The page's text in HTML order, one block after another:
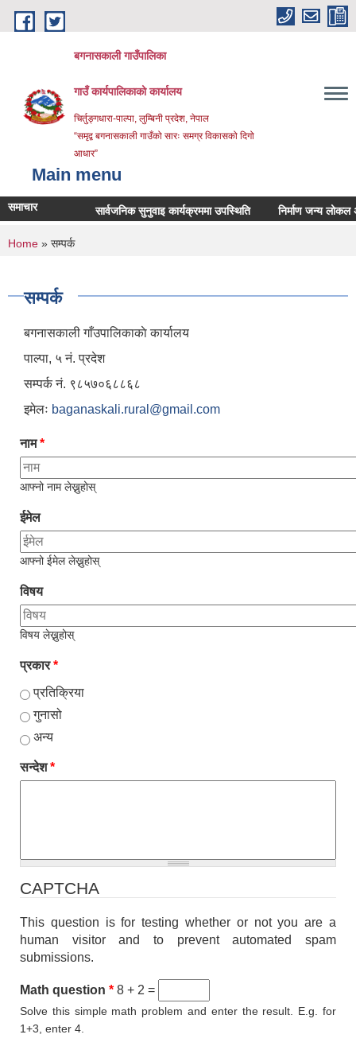
Skip to main content
बगनासकाली गाउँपालिका
गाउँ कार्यपालिकाको कार्यालय
चिर्तुङ्गधारा-पाल्पा, लुम्बिनी प्रदेश, नेपाल
“समृद्व बगनासकाली गाउँको सारः समग्र विकासको दिगो
आधार”
Main menu
समाचार सार्वजनिक सुनुवाइ कार्यक्रममा उपस्थिति निर्माण जन्य लोकल
You are here
Home » सम्पर्क
सम्पर्क
बगनासकाली गाँउपालिकाकाे कार्यालय
पाल्पा, ५ नं. प्रदेश
सम्पर्क नं. ९८५७०६८८६८
इमेलः baganaskali.rural@gmail.com
नाम*
आफ्नो नाम लेख्नुहोस्
ईमेल
आफ्नो ईमेल लेख्नुहोस्
विषय
विषय लेख्नुहोस्
प्रकार*
प्रतिक्रिया
गुनासो
अन्य
सन्देश*
CAPTCHA
This question is for testing whether or not you are a
human visitor and to prevent automated spam
submissions.
Math question * 8 + 2 =
Solve this simple math problem and enter the result. E.g. for
1+3, enter 4.